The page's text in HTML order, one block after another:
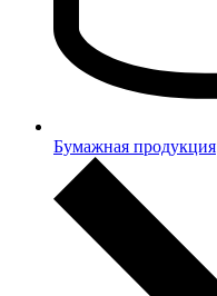
Бумажная продукция